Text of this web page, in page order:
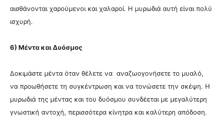
αισθάνονται χαρούμενοι και χαλαροί. Η μυρωδιά αυτή είναι πολύ
ισχυρή.
6) Μέντα και Δυόσμος
Δοκιμάστε μέντα όταν θέλετε να αναζωογονήσετε το μυαλό,
να προωθήσετε τη συγκέντρωση και να τονώσετε την σκέψη. Η
μυρωδιά της μέντας και του δυόσμου συνδέεται με μεγαλύτερη
γνωστική αντοχή, περισσότερα κίνητρα και καλύτερη απόδοση.